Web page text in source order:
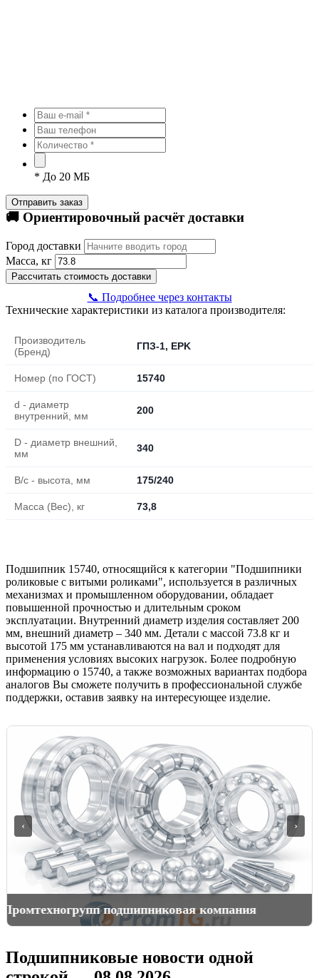
* До 20 МБ
Отправить заказ
🚚 Ориентировочный расчёт доставки
Город доставки
Масса, кг
Рассчитать стоимость доставки
📞 Подробнее через контакты
Технические характеристики из каталога производителя:
Производитель
(Бренд)
ГПЗ-1, EPK
Номер (по ГОСТ) 15740
d - диаметр
внутренний, мм
200
D - диаметр внешний,
мм
340
B/c - высота, мм 175/240
Масса (Вес), кг 73,8
Подшипник 15740, относящийся к категории "Подшипники
роликовые с витыми роликами", используется в различных
механизмах и промышленном оборудовании, обладает
повышенной прочностью и длительным сроком
эксплуатации. Внутренний диаметр изделия составляет 200
мм, внешний диаметр – 340 мм. Детали с массой 73.8 кг и
высотой 175 мм устанавливаются на вал и подходят для
применения условиях высоких нагрузок. Более подробную
информацию о 15740, а также возможных вариантах подбора
аналогов Вы сможете получить в профессиональной службе
поддержки, оставив заявку на интересующее изделие.
для горной спецтехники
‹ ›
Подшипниковые новости одной